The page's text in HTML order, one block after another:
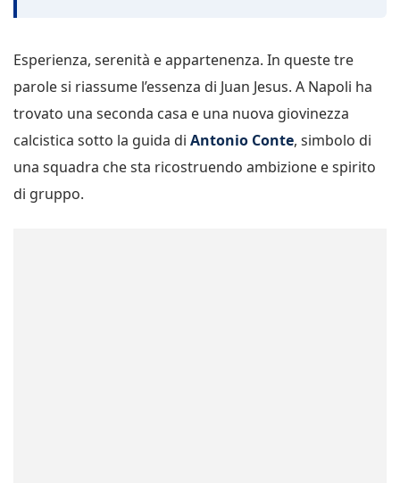
Esperienza, serenità e appartenenza. In queste tre
parole si riassume l’essenza di Juan Jesus. A Napoli ha
trovato una seconda casa e una nuova giovinezza
calcistica sotto la guida di Antonio Conte, simbolo di
una squadra che sta ricostruendo ambizione e spirito
di gruppo.